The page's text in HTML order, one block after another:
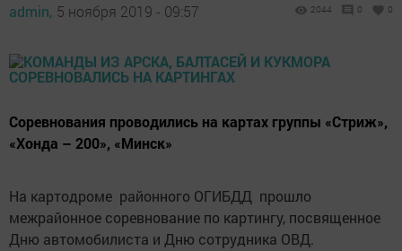
admin, 5 ноября 2019 - 09:57 2044 0 0
Соревнования проводились на картах группы «Стриж»,
«Хонда – 200», «Минск»
На картодроме районного ОГИБДД прошло
межрайонное соревнование по картингу, посвященное
Дню автомобилиста и Дню сотрудника ОВД.